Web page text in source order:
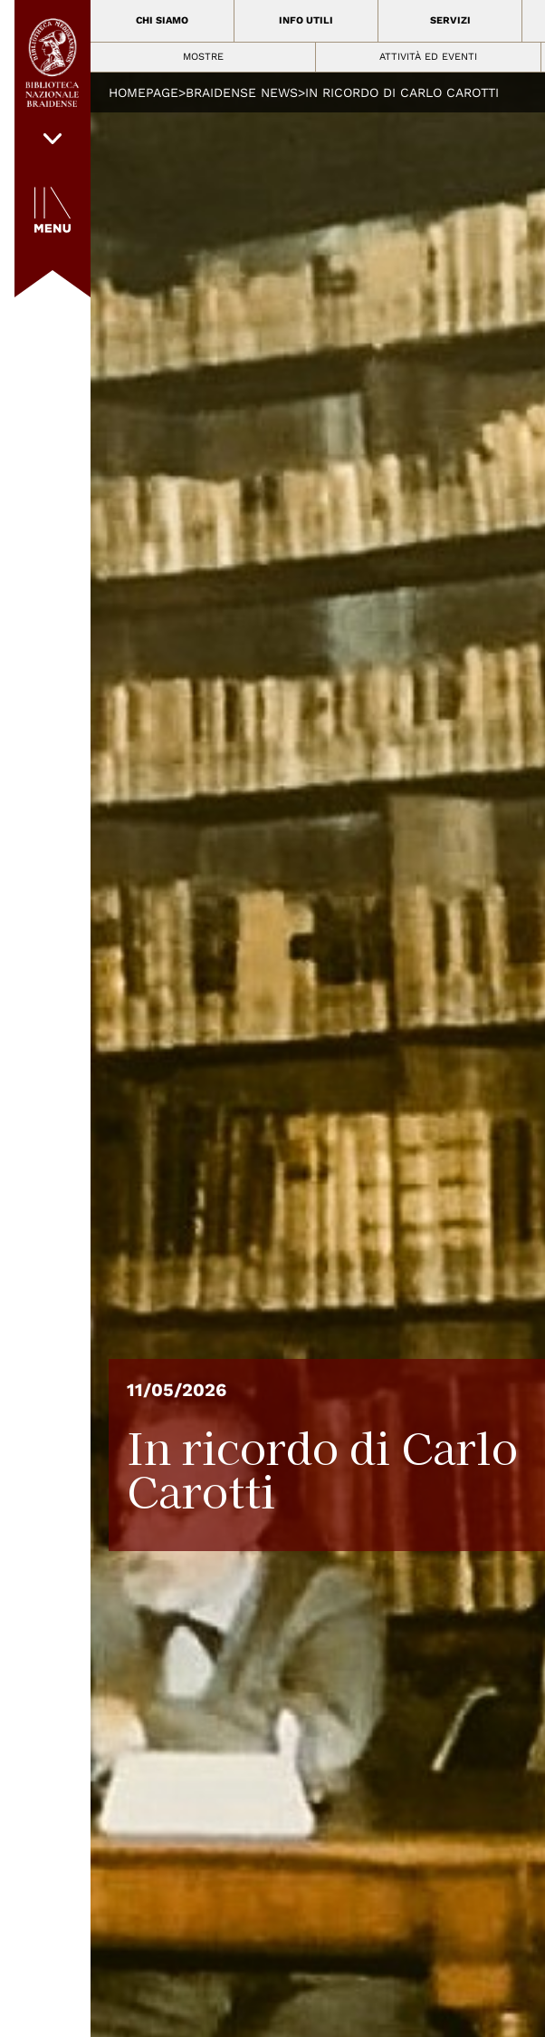
CHI SIAMO INFO UTILI SERVIZI
MOSTRE ATTIVITÀ ED EVENTI
HOMEPAGE>BRAIDENSE NEWS>IN RICORDO DI CARLO CAROTTI
11/05/2026
In ricordo di Carlo
Carotti